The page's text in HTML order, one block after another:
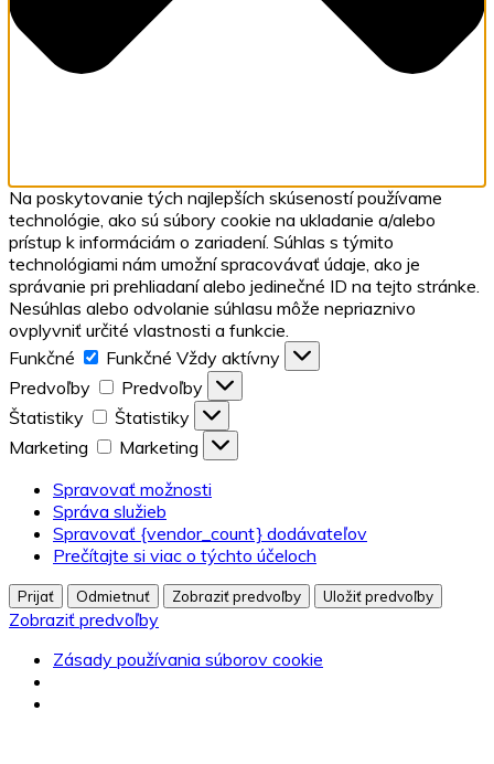
Na poskytovanie tých najlepších skúseností používame
technológie, ako sú súbory cookie na ukladanie a/alebo
prístup k informáciám o zariadení. Súhlas s týmito
technológiami nám umožní spracovávať údaje, ako je
správanie pri prehliadaní alebo jedinečné ID na tejto stránke.
Nesúhlas alebo odvolanie súhlasu môže nepriaznivo
ovplyvniť určité vlastnosti a funkcie.
Funkčné
Funkčné Vždy aktívny
Predvoľby
Predvoľby
Štatistiky
Štatistiky
Marketing
Marketing
Spravovať možnosti
Správa služieb
Spravovať {vendor_count} dodávateľov
Prečítajte si viac o týchto účeloch
Prijať Odmietnuť Zobraziť predvoľby Uložiť predvoľby
Zobraziť predvoľby
Zásady používania súborov cookie